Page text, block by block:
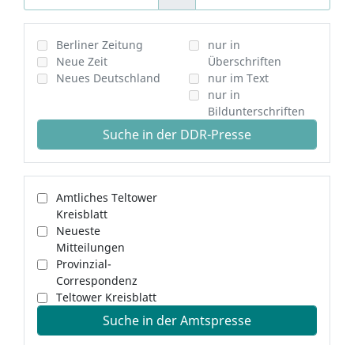
Berliner Zeitung
Neue Zeit
Neues Deutschland
nur in
Überschriften
nur im Text
nur in
Bildunterschriften
Suche in der DDR-Presse
Amtliches Teltower
Kreisblatt
Neueste
Mitteilungen
Provinzial-
Correspondenz
Teltower Kreisblatt
Suche in der Amtspresse